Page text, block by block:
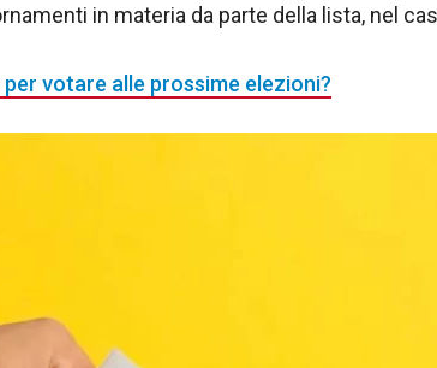
in materia da parte della lista, nel
votare alle prossime elezioni?